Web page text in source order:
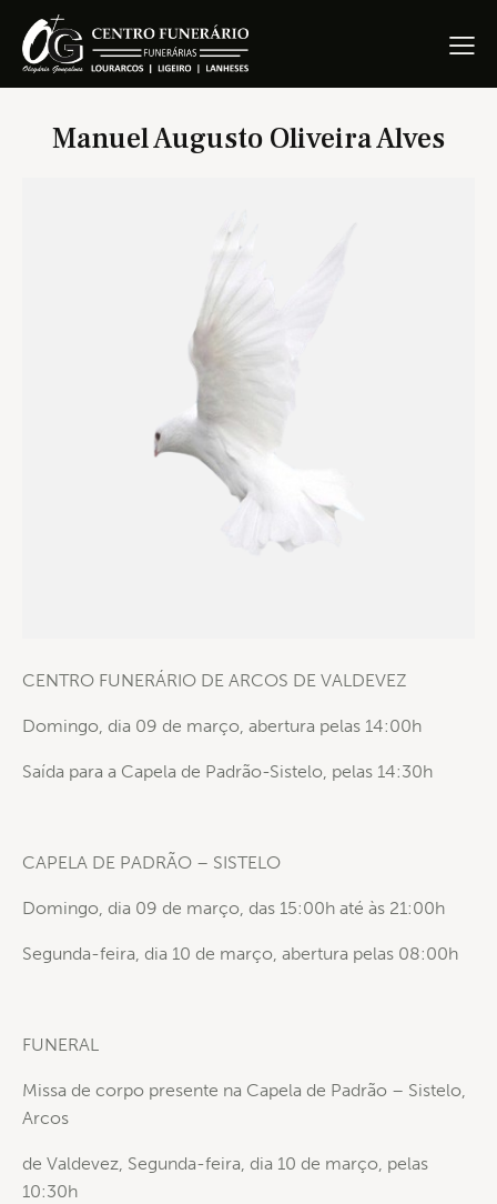
Manuel Augusto Oliveira Alves
CENTRO FUNERÁRIO DE ARCOS DE VALDEVEZ
Domingo, dia 09 de março, abertura pelas 14:00h
Saída para a Capela de Padrão-Sistelo, pelas 14:30h
CAPELA DE PADRÃO – SISTELO
Domingo, dia 09 de março, das 15:00h até às 21:00h
Segunda-feira, dia 10 de março, abertura pelas 08:00h
FUNERAL
Missa de corpo presente na Capela de Padrão – Sistelo,
Arcos
de Valdevez, Segunda-feira, dia 10 de março, pelas
10:30h